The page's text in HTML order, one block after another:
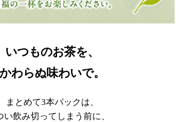
いつものお茶を、
かわらぬ味わいで。
まとめて3本パックは、
い飲み切ってしまう前に、